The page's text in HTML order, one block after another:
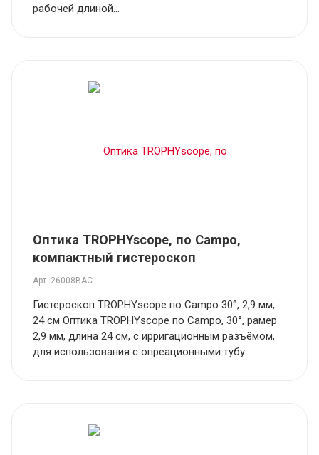
рабочей длиной...
Оптика TROPHYscope, по Campo,
компактный гистероскоп
Арт. 26008BAC
Гистероскоп TROPHYscope по Campo 30°, 2,9 мм,
24 см Оптика TROPHYscope по Campo, 30°, рамер
2,9 мм, длина 24 см, с ирригационным разъёмом,
для использования с опреационными тубу...